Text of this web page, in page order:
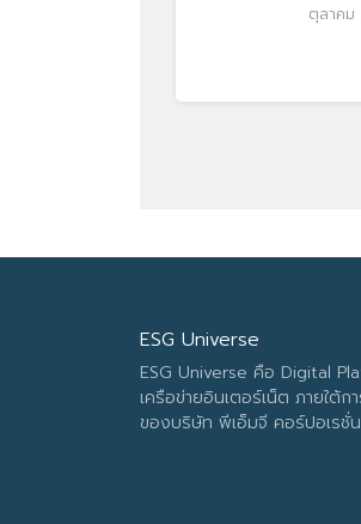
ตุลาคม
ESG Universe
ESG Universe คือ Digital
เครือข่ายอินเตอร์เน็ต ภายใต้ก
ของบริษัท พีเอ็มจี คอร์ปอเรชั่